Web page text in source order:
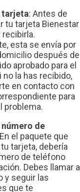
tarjeta: Antes de
tu tarjeta Bienestar
recibirla.
esta se envía por
después de
aprobado para el
no la has recibido,
en contacto con
para
problema.
de
el paquete que
tarjeta, debería
de teléfono
Debes llamar a
y seguir las
que te